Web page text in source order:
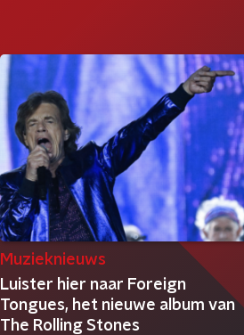
Muzieknieuws
Luister hier naar Foreign
Tongues, het nieuwe album van
The Rolling Stones